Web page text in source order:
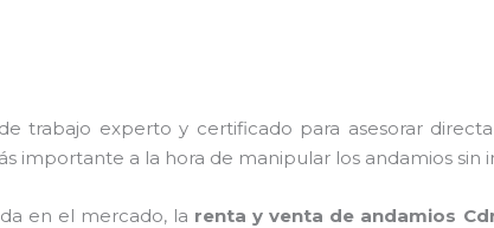
trabajo experto y certificado para asesorar
importante a la hora de manipular los andamios
en el mercado, la renta y venta de andamios